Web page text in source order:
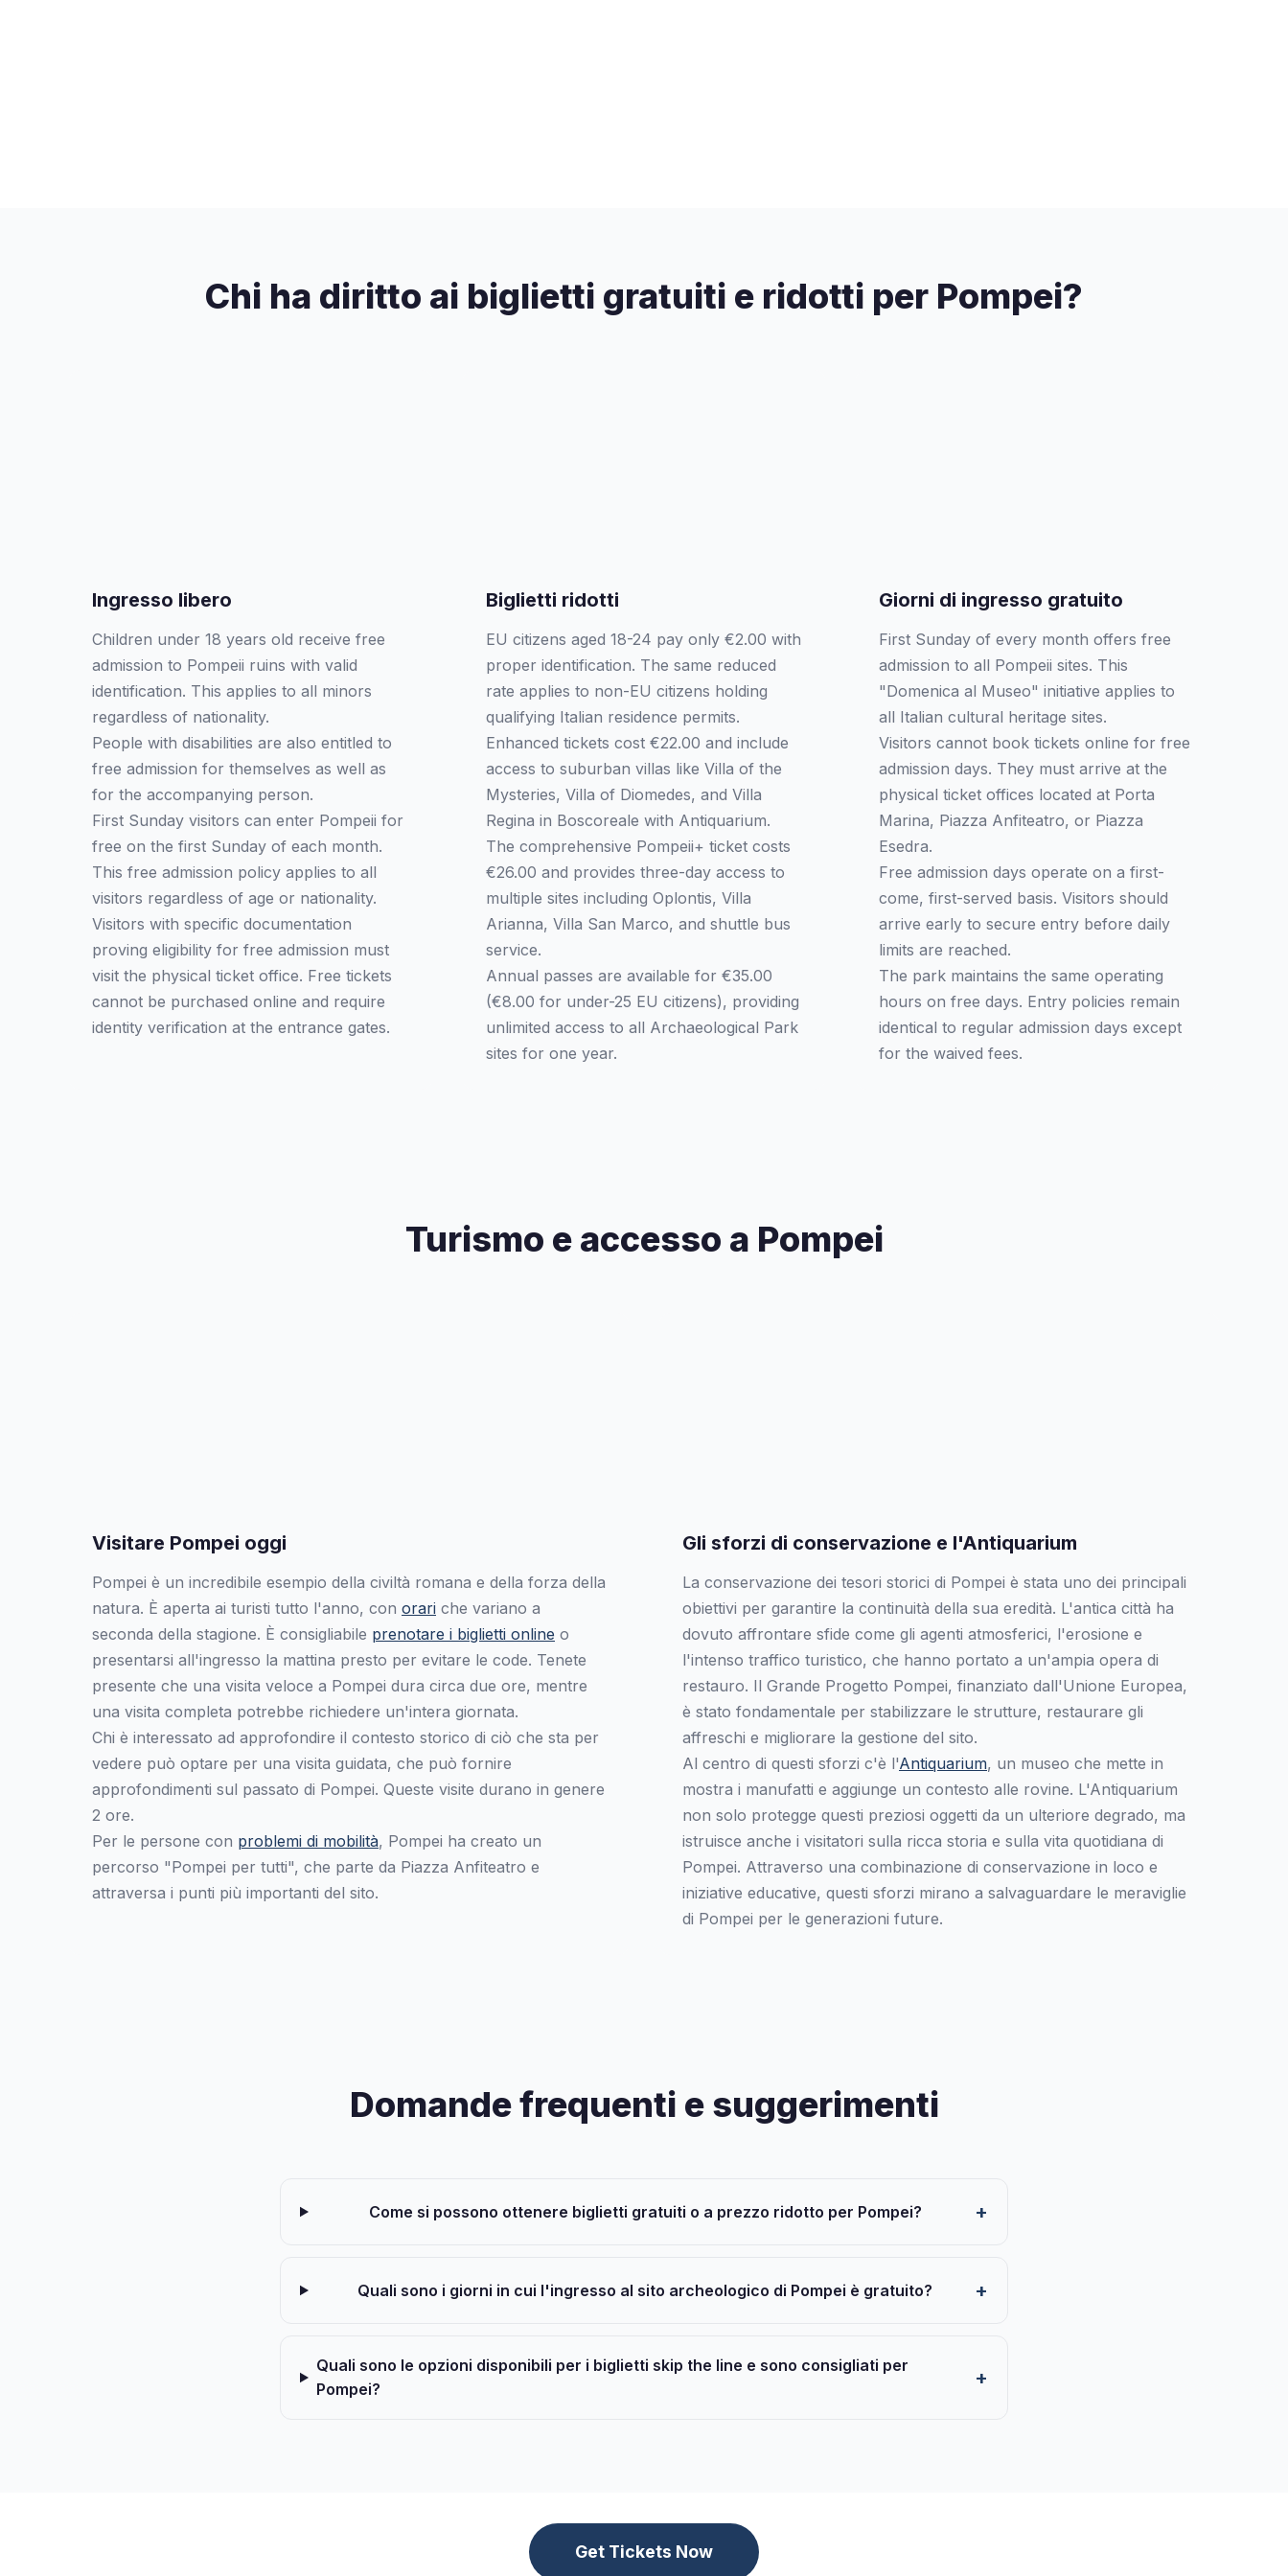
Chi ha diritto ai biglietti gratuiti e ridotti per Pompei?
Ingresso libero
Children under 18 years old receive free
admission to Pompeii ruins with valid
identification. This applies to all minors
regardless of nationality.
People with disabilities are also entitled to
free admission for themselves as well as
for the accompanying person.‍
First Sunday visitors can enter Pompeii for
free on the first Sunday of each month.
This free admission policy applies to all
visitors regardless of age or nationality.
Visitors with specific documentation
proving eligibility for free admission must
visit the physical ticket office. Free tickets
cannot be purchased online and require
identity verification at the entrance gates.
Biglietti ridotti
EU citizens aged 18-24 pay only €2.00 with
proper identification. The same reduced
rate applies to non-EU citizens holding
qualifying Italian residence permits.
Enhanced tickets cost €22.00 and include
access to suburban villas like Villa of the
Mysteries, Villa of Diomedes, and Villa
Regina in Boscoreale with Antiquarium.
The comprehensive Pompeii+ ticket costs
€26.00 and provides three-day access to
multiple sites including Oplontis, Villa
Arianna, Villa San Marco, and shuttle bus
service.
Annual passes are available for €35.00
(€8.00 for under-25 EU citizens), providing
unlimited access to all Archaeological Park
sites for one year.
Giorni di ingresso gratuito
First Sunday of every month offers free
admission to all Pompeii sites. This
"Domenica al Museo" initiative applies to
all Italian cultural heritage sites.
Visitors cannot book tickets online for free
admission days. They must arrive at the
physical ticket offices located at Porta
Marina, Piazza Anfiteatro, or Piazza
Esedra.
Free admission days operate on a first-
come, first-served basis. Visitors should
arrive early to secure entry before daily
limits are reached.
The park maintains the same operating
hours on free days. Entry policies remain
identical to regular admission days except
for the waived fees.
Turismo e accesso a Pompei
Visitare Pompei oggi
Pompei è un incredibile esempio della civiltà romana e della forza della
natura. È aperta ai turisti tutto l'anno, con orari che variano a
seconda della stagione. È consigliabile prenotare i biglietti online o
presentarsi all'ingresso la mattina presto per evitare le code. Tenete
presente che una visita veloce a Pompei dura circa due ore, mentre
una visita completa potrebbe richiedere un'intera giornata.
Chi è interessato ad approfondire il contesto storico di ciò che sta per
vedere può optare per una visita guidata, che può fornire
approfondimenti sul passato di Pompei. Queste visite durano in genere
2 ore.
Per le persone con problemi di mobilità, Pompei ha creato un
percorso "Pompei per tutti", che parte da Piazza Anfiteatro e
attraversa i punti più importanti del sito.
Gli sforzi di conservazione e l'Antiquarium
La conservazione dei tesori storici di Pompei è stata uno dei principali
obiettivi per garantire la continuità della sua eredità. L'antica città ha
dovuto affrontare sfide come gli agenti atmosferici, l'erosione e
l'intenso traffico turistico, che hanno portato a un'ampia opera di
restauro. Il Grande Progetto Pompei, finanziato dall'Unione Europea,
è stato fondamentale per stabilizzare le strutture, restaurare gli
affreschi e migliorare la gestione del sito.
Al centro di questi sforzi c'è l'Antiquarium, un museo che mette in
mostra i manufatti e aggiunge un contesto alle rovine. L'Antiquarium
non solo protegge questi preziosi oggetti da un ulteriore degrado, ma
istruisce anche i visitatori sulla ricca storia e sulla vita quotidiana di
Pompei. Attraverso una combinazione di conservazione in loco e
iniziative educative, questi sforzi mirano a salvaguardare le meraviglie
di Pompei per le generazioni future.
Domande frequenti e suggerimenti
Come si possono ottenere biglietti gratuiti o a prezzo ridotto per Pompei?
Quali sono i giorni in cui l'ingresso al sito archeologico di Pompei è gratuito?
Quali sono le opzioni disponibili per i biglietti skip the line e sono consigliati per
Pompei?
Get Tickets Now